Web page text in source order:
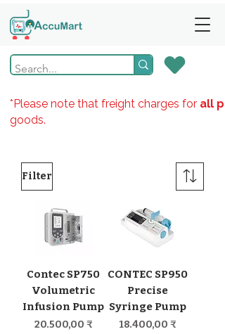
*Please note that freight charges for all
goods.
Filter
Contec SP750
Volumetric
Infusion Pump
Preis
20.500,00 ₹
CONTEC SP950
Precise
Syringe Pump
Preis
18.400,00 ₹